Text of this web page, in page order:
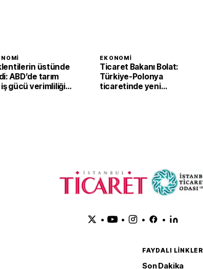
üstünde
ABD’de tarım
iş gücü verimliliği
EKONOMI
Ticaret Bakanı Bolat:
Türkiye-Polonya
ticaretinde yeni
• • • •
FAYDALI LINKLER
Son Dakika